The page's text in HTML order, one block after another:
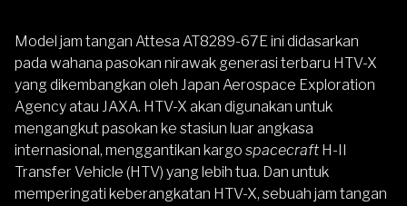
Model jam tangan Attesa AT8289-67E ini didasarkan
pada wahana pasokan nirawak generasi terbaru HTV-X
yang dikembangkan oleh Japan Aerospace Exploration
Agency atau JAXA. HTV-X akan digunakan untuk
mengangkut pasokan ke stasiun luar angkasa
internasional, menggantikan kargo spacecraft H-II
Transfer Vehicle (HTV) yang lebih tua. Dan untuk
memperingati keberangkatan HTV-X, sebuah jam tangan